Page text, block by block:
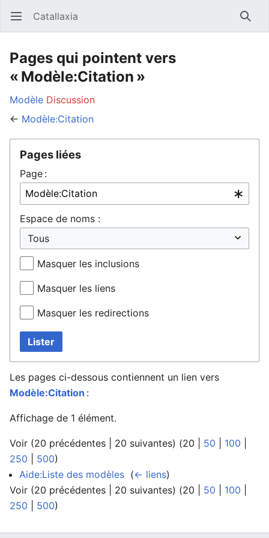
Ouvrir le menu principal Catallaxia
Pages qui pointent vers
« Modèle:Citation »
Modèle Discussion
← Modèle:Citation
Pages liées
Page :
Espace de noms :
Masquer les inclusions
Masquer les liens
Masquer les redirections
Lister
Les pages ci-dessous contiennent un lien vers
Modèle:Citation :
Affichage de 1 élément.
Voir (20 précédentes 20 suivantes) (20 50 100
250
500)
Aide:Liste des modèles (← liens)
Voir (20 précédentes 20 suivantes) (20 50 100
250
500)